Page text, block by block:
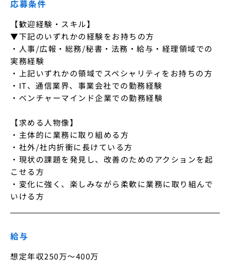
応募条件
【歓迎経験・スキル】
▼下記のいずれかの経験をお持ちの方
・人事/広報・総務/秘書・法務・給与・経理領域での
実務経験
・上記いずれかの領域でスペシャリティをお持ちの方
・IT、通信業界、事業会社での勤務経験
・ベンチャーマインド企業での勤務経験
【求める人物像】
・主体的に業務に取り組める方
・社外/社内折衝に長けている方
・現状の課題を発見し、改善のためのアクションを起
こせる方
・変化に強く、楽しみながら柔軟に業務に取り組んで
いける方
給与
想定年収250万〜400万